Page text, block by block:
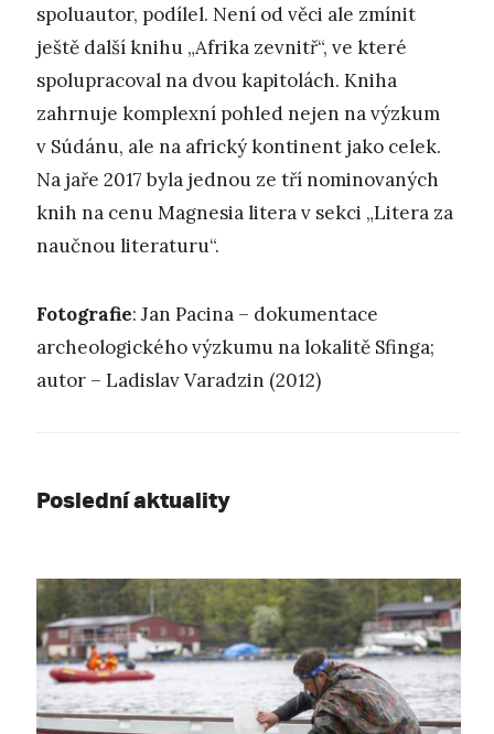
spoluautor, podílel. Není od věci ale zmínit
ještě další knihu „Afrika zevnitř“, ve které
spolupracoval na dvou kapitolách. Kniha
zahrnuje komplexní pohled nejen na výzkum
v Súdánu, ale na africký kontinent jako celek.
Na jaře 2017 byla jednou ze tří nominovaných
knih na cenu Magnesia litera v sekci „Litera za
naučnou literaturu“.
Fotografie: Jan Pacina – dokumentace
archeologického výzkumu na lokalitě Sfinga;
autor – Ladislav Varadzin (2012)
Poslední aktuality